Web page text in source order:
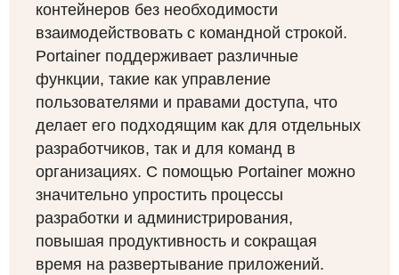
контейнеров без необходимости
взаимодействовать с командной строкой.
Portainer поддерживает различные
функции, такие как управление
пользователями и правами доступа, что
делает его подходящим как для отдельных
разработчиков, так и для команд в
организациях. С помощью Portainer можно
значительно упростить процессы
разработки и администрирования,
повышая продуктивность и сокращая
время на развертывание приложений.